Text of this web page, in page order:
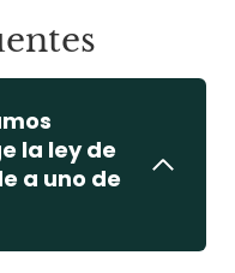
la ley de
a uno de